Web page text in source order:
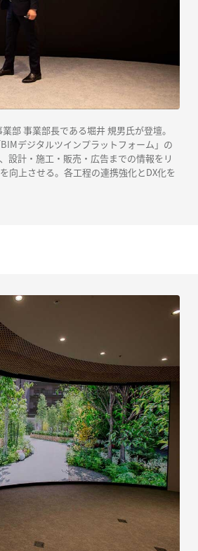
部 事業部長である堀井 規男氏が登壇。
デジタルツインプラットフォーム」の
設計・施工・販売・広告までの情報をリ
向上させる。各工程の連携強化とDX化を